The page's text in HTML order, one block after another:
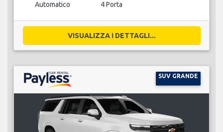
Automatico 4 Porta
VISUALIZZA I DETTAGLI...
SUV GRANDE